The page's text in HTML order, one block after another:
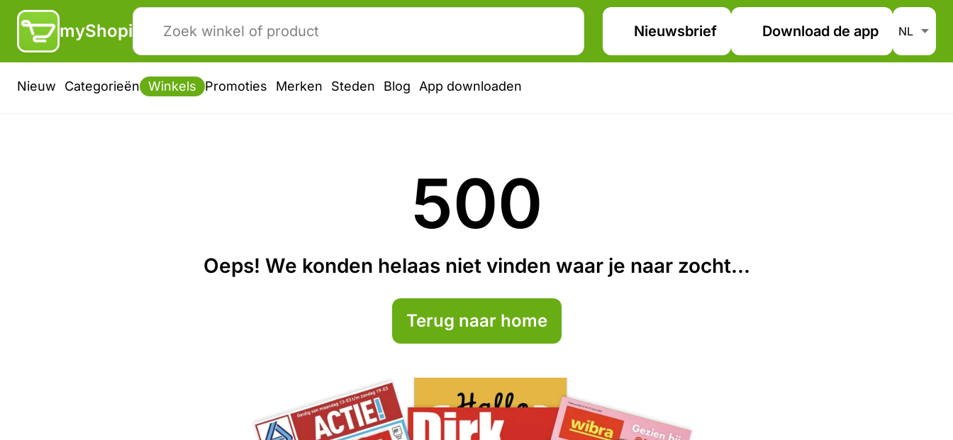
myShopi Nieuwsbrief Download de app
Nieuw Categorieën Winkels Promoties Merken Steden Blog App downloaden
500
Oeps! We konden helaas niet vinden waar je naar zocht...
Terug naar home